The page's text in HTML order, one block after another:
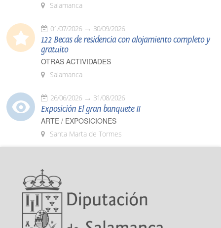
Salamanca
01/07/2026 30/09/2026
122 Becas de residencia con alojamiento completo y
gratuito
OTRAS ACTIVIDADES
Salamanca
26/06/2026 31/08/2026
Exposición El gran banquete II
ARTE / EXPOSICIONES
Santa Marta de Tormes